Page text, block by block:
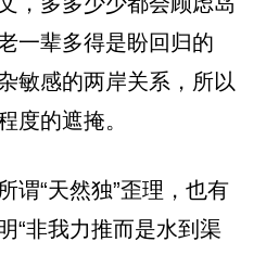
一辈多得是盼回归的
敏感的两岸关系，所以
度的遮掩。
谓“天然独”歪理，也有
“非我力推而是水到渠